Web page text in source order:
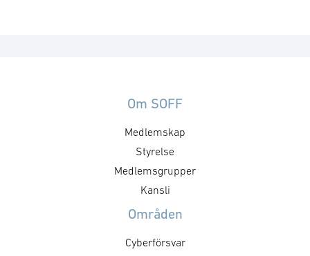
Om SOFF
Medlemskap
Styrelse
Medlemsgrupper
Kansli
Områden
Cyberförsvar